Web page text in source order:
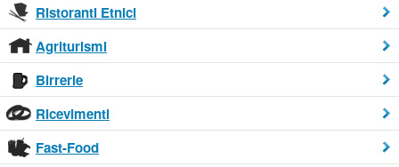
Ristoranti Etnici
Agriturismi
Birrerie
Ricevimenti
Fast-Food